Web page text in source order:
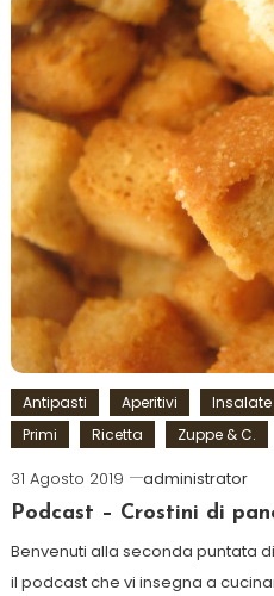
Antipasti Aperitivi Insalate
Primi
Ricetta Zuppe & C.
31 Agosto 2019
administrator
Podcast – Crostini di
Benvenuti alla seconda puntata
il podcast che vi insegna a